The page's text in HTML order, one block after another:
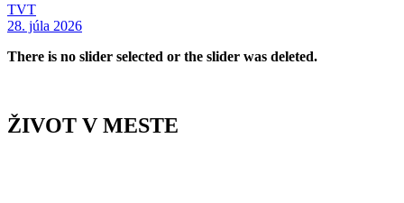
TVT
28. júla 2026
There is no slider selected or the slider was deleted.
ŽIVOT V MESTE